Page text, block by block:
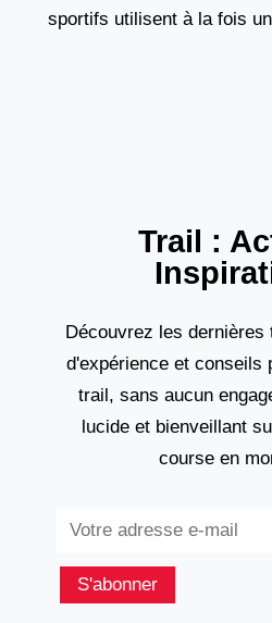
sportifs utilisent à la fois
Trail :
Découvrez les dernières
d'expérience et conseils
trail, sans aucun
lucide et bienveillant
course en
S'abonner